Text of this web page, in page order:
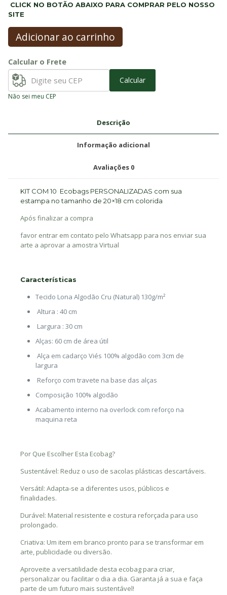
CLICK NO BOTÃO ABAIXO PARA COMPRAR PELO NOSSO
SITE
Adicionar ao carrinho
Calcular o Frete
Calcular
Não sei meu CEP
Descrição
Informação adicional
Avaliações 0
KIT COM 10 Ecobags PERSONALIZADAS com sua
estampa no tamanho de 20×18 cm colorida
Após finalizar a compra
favor entrar em contato pelo Whatsapp para nos enviar sua
arte a aprovar a amostra Virtual
Características
Tecido Lona Algodão Cru (Natural) 130g/m²
Altura : 40 cm
Largura : 30 cm
Alças: 60 cm de área útil
Alça em cadarço Viés 100% algodão com 3cm de
largura
Reforço com travete na base das alças
Composição 100% algodão
Acabamento interno na overlock com reforço na
maquina reta
Por Que Escolher Esta Ecobag?
Sustentável: Reduz o uso de sacolas plásticas descartáveis.
Versátil: Adapta-se a diferentes usos, públicos e
finalidades.
Durável: Material resistente e costura reforçada para uso
prolongado.
Criativa: Um item em branco pronto para se transformar em
arte, publicidade ou diversão.
Aproveite a versatilidade desta ecobag para criar,
personalizar ou facilitar o dia a dia. Garanta já a sua e faça
parte de um futuro mais sustentável!